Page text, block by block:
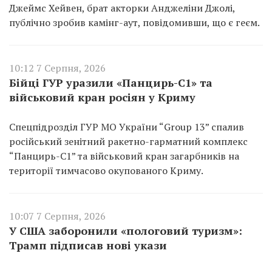
Джеймс Хейвен, брат акторки Анджеліни Джолі,
публічно зробив камінг-аут, повідомивши, що є геєм.
10:12 7 Серпня, 2026
Бійці ГУР уразили «Панцирь-С1» та
військовий кран росіян у Криму
Спецпідрозділ ГУР МО України “Group 13” спалив
російський зенітний ракетно-гарматний комплекс
“Панцирь-С1” та військовий кран загарбників на
території тимчасово окупованого Криму.
10:07 7 Серпня, 2026
У США заборонили «пологовий туризм»:
Трамп підписав нові укази